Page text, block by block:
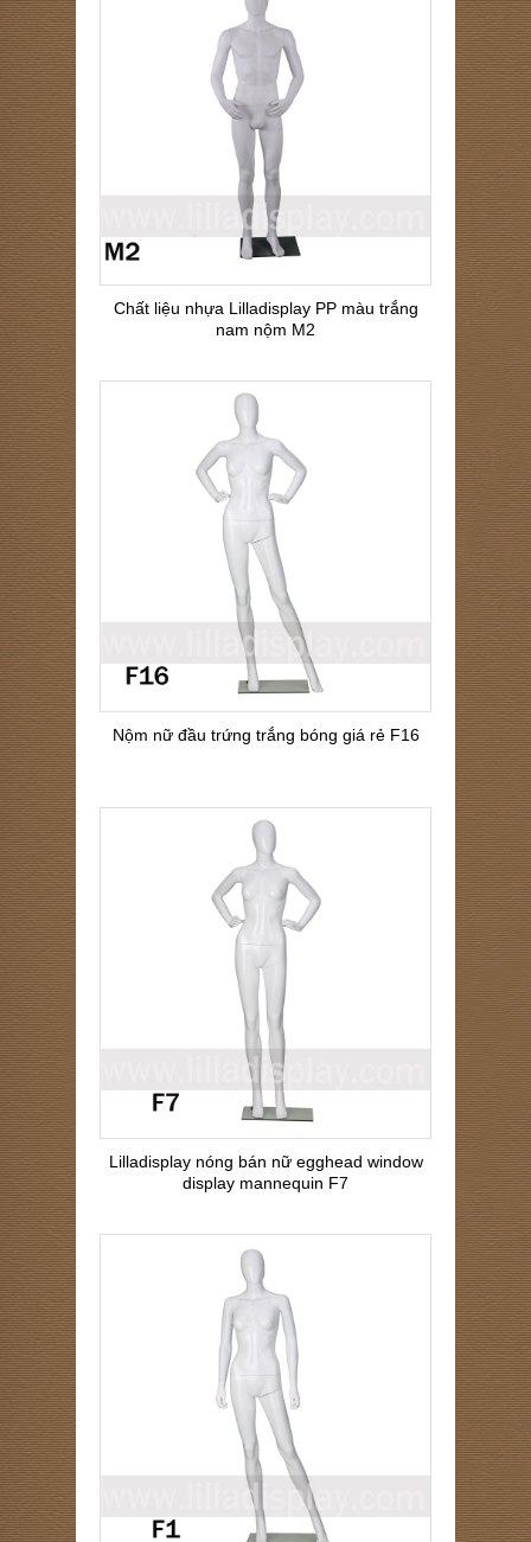
Chất liệu nhựa Lilladisplay PP màu trắng
nam nộm M2
Nộm nữ đầu trứng trắng bóng giá rẻ F16
Lilladisplay nóng bán nữ egghead window
display mannequin F7